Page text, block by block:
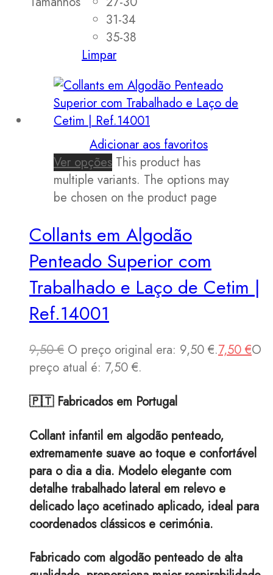
31-34
35-38
Limpar
Adicionar aos favoritos
Ver opções This product has
multiple variants. The options may
be chosen on the product page
Collants em Algodão
Penteado Superior com
Trabalhado e Laço de Cetim |
Ref.14001
9,50€ O preço original era: 9,50 €.7,50€O
preço atual é: 7,50 €.
🇵🇹 Fabricados em Portugal
Collant infantil em algodão penteado,
extremamente suave ao toque e confortável
para o dia a dia. Modelo elegante com
detalhe trabalhado lateral em relevo e
delicado laço acetinado aplicado, ideal para
coordenados clássicos e cerimónia.
Fabricado com algodão penteado de alta